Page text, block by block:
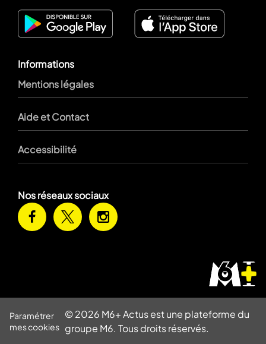
Informations
Mentions légales
Aide et Contact
Accessibilité
Nos réseaux sociaux
Paramétrer
mes cookies
© 2026 M6+ Actus est une plateforme du
groupe M6. Tous droits réservés.